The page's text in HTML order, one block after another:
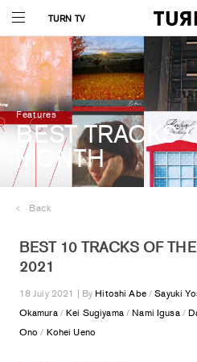
TURN TV
Features
BEST TRACKS
MONTH
Back
BEST 10 TRACKS OF
2021
18 July 2021 | By Hitoshi Abe/Sayuki
Okamura/Kei Sugiyama/ Nami Igusa/
Ono / Kohei Ueno